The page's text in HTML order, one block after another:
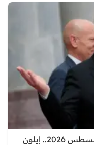
أغنى 10 أشخاص في العالم خلال أغسطس 2026.. إيلون